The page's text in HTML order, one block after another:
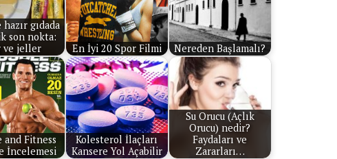
gıdada
son nokta:
ve jeller
En İyi 20 Spor Filmi Nereden Başlamalı?
and Fitness
İncelemesi
Kolesterol İlaçları
Kansere Yol Açabilir
Su Orucu (Açlık
Orucu) nedir?
Faydaları ve
Zararları…